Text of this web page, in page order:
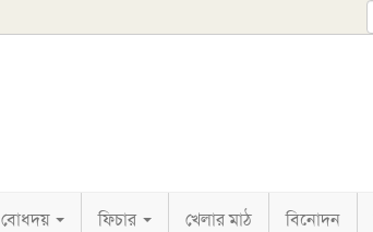
বোধদয় ফিচার খেলার মাঠ বিনোদন